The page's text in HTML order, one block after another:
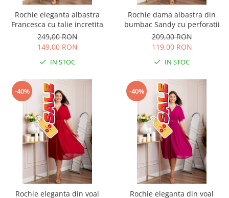
Rochie eleganta albastra
Francesca cu talie incretita
249,00 RON
149,00 RON
IN STOC
Rochie dama albastra din
bumbac Sandy cu perforatii
209,00 RON
119,00 RON
IN STOC
-40%
Rochie eleganta din voal
-40%
Rochie eleganta din voal